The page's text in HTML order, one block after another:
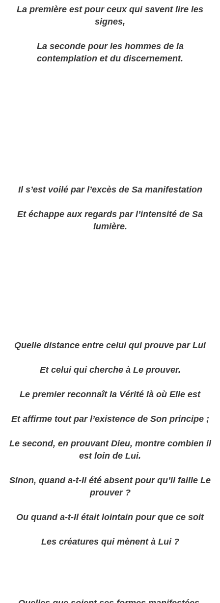
La première est pour ceux qui savent lire les
signes,
La seconde pour les hommes de la
contemplation et du discernement.
Il s’est voilé par l’excès de Sa manifestation
Et échappe aux regards par l’intensité de Sa
lumière.
Quelle distance entre celui qui prouve par Lui
Et celui qui cherche à Le prouver.
Le premier reconnaît la Vérité là où Elle est
Et affirme tout par l’existence de Son principe ;
Le second, en prouvant Dieu, montre combien il
est loin de Lui.
Sinon, quand a-t-Il été absent pour qu’il faille Le
prouver ?
Ou quand a-t-Il était lointain pour que ce soit
Les créatures qui mènent à Lui ?